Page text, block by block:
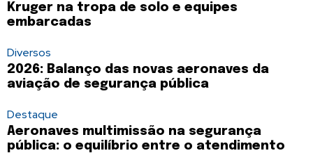
Kruger na tropa de solo e equipes
embarcadas
Diversos
2026: Balanço das novas aeronaves da
aviação de segurança pública
Destaque
Aeronaves multimissão na segurança
pública: o equilíbrio entre o atendimento